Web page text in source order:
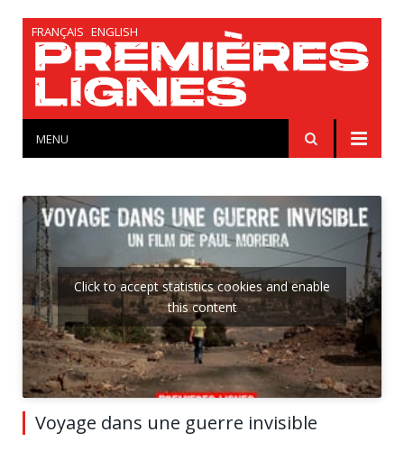
FRANÇAIS ENGLISH
MENU
Click to accept statistics cookies and enable
this content
Voyage dans une guerre invisible